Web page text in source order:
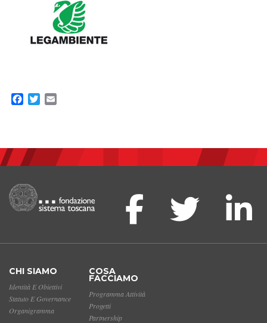
Facebook
Twitter
CHI SIAMO
Identità E Obiettivi
Statuto E Governance
Organigramma
COSA
FACCIAMO
Programma Attività
Progetti
Partnership